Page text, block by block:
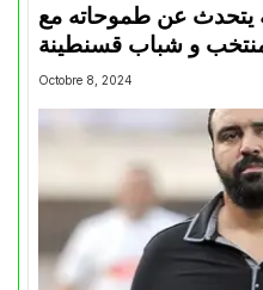
يتحدث عن طموحاته مع
و شباب قسنطينة
Octobre 8, 2024